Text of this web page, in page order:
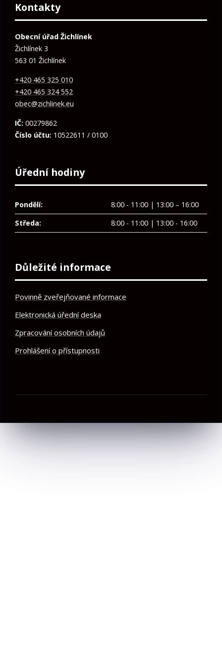
Kontakty
Obecní úřad Žichlínek
Žichlínek 3
563 01 Žichlínek
+420 465 325 010
+420 465 324 552
obec@zichlinek.eu
IČ: 00279862
Číslo účtu: 10522611 / 0100
Úřední hodiny
Pondělí:
8:00 - 11:00 | 13:00 – 16:00
Středa:
8:00 - 11:00 | 13:00 - 16:00
Důležité informace
Povinně zveřejňované informace
Elektronická úřední deska
Zpracování osobních údajů
Prohlášení o přístupnosti